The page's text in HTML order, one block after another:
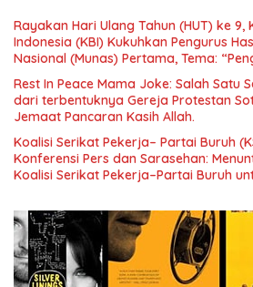
Rayakan Hari Ulang Tahun (HUT) ke 9,
Indonesia (KBI) Kukuhkan Pengurus
Nasional (Munas) Pertama, Tema:
Pengembangan Organisasi KBI yang
Indonesia dan Mancanegara”.
Rest In Peace Mama Joke: Salah Satu
dari terbentuknya Gereja Protestan
Jemaat Pancaran Kasih Allah.
Koalisi Serikat Pekerja– Partai Buruh
Konferensi Pers dan Sarasehan:
Koalisi Serikat Pekerja–Partai Buruh